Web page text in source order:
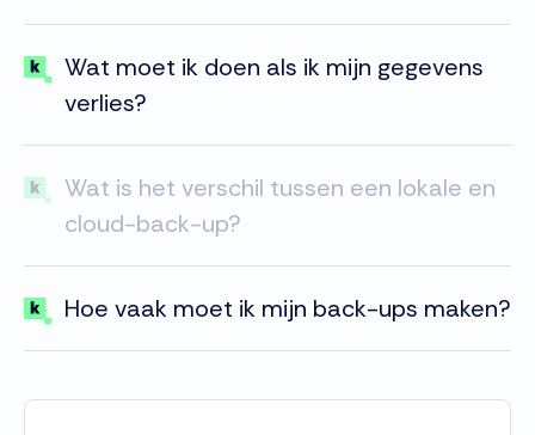
Wat moet ik doen als ik mijn gegevens
verlies?
Wat is het verschil tussen een lokale en
cloud-back-up?
Hoe vaak moet ik mijn back-ups maken?